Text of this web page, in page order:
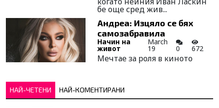
бе още сред жив...
Андреа: Изцяло се бях
самозабравила
Начин на
живот
March
19 0 672
Мечтае за роля в киното
НАЙ-ЧЕТЕНИ НАЙ-КОМЕНТИРАНИ